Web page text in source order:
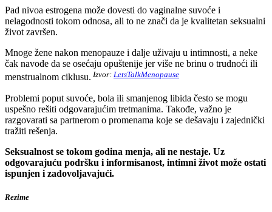
Pad nivoa estrogena može dovesti do vaginalne suvoće i
nelagodnosti tokom odnosa, ali to ne znači da je kvalitetan seksualni
život završen.
Mnoge žene nakon menopauze i dalje uživaju u intimnosti, a neke
čak navode da se osećaju opuštenije jer više ne brinu o trudnoći ili
menstrualnom ciklusu. Izvor: LetsTalkMenopause
Problemi poput suvoće, bola ili smanjenog libida često se mogu
uspešno rešiti odgovarajućim tretmanima. Takođe, važno je
razgovarati sa partnerom o promenama koje se dešavaju i zajednički
tražiti rešenja.
Seksualnost se tokom godina menja, ali ne nestaje. Uz
odgovarajuću podršku i informisanost, intimni život može ostati
ispunjen i zadovoljavajući.
Rezime